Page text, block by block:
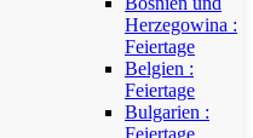
Herzegowina :
Feiertage
Belgien :
Feiertage
Bulgarien :
Feiertage